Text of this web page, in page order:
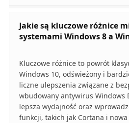
Jakie są kluczowe różnice
systemami Windows 8 a
Kluczowe różnice to powrót
Windows 10, odświeżony i
liczne ulepszenia związane z
wbudowany antywirus Windows
lepsza wydajność oraz
funkcji, takich jak Cortana i